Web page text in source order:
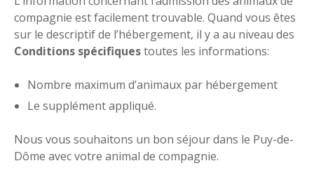
compagnie est facilement trouvable. Quand vous êtes
sur le descriptif de l’hébergement, il y a au niveau des
Conditions spécifiquestoutes les informations:
Nombre maximum d’animaux par hébergement
Le supplément appliqué.
Nous vous souhaitons un bon séjour dans le Puy-de-
Dôme avec votre animal de compagnie.